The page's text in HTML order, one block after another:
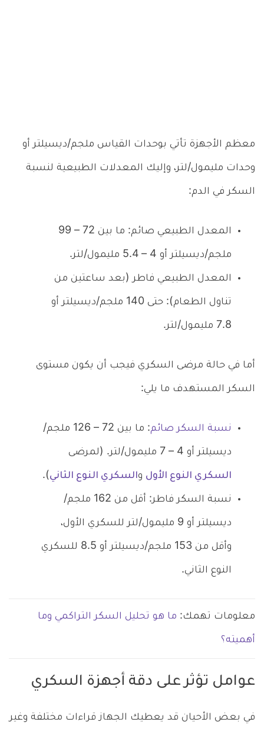
معظم الأجهزة تأتي بوحدات القياس ملجم/ديسيلتر أو
وحدات مليمول/لتر، وإليك المعدلات الطبيعية لنسبة
السكر في الدم:
المعدل الطبيعي صائم: ما بين 72 – 99
ملجم/ديسيلتر أو 4 – 5.4 مليمول/لتر.
المعدل الطبيعي فاطر (بعد ساعتين من
تناول الطعام): حتى 140 ملجم/ديسيلتر أو
7.8 مليمول/لتر.
أما في حالة مرضى السكري فيجب أن يكون مستوى
السكر المستهدف ما يلي:
نسبة السكر صائم : ما بين 72 – 126 ملجم/
ديسيلتر أو 4 – 7 مليمول/لتر. (لمرضى
السكري النوع الأول والسكري النوع الثاني).
نسبة السكر فاطر: أقل من 162 ملجم/
ديسيلتر أو 9 مليمول/لتر للسكري الأول،
وأقل من 153 ملجم/ديسيلتر أو 8.5 للسكري
النوع الثاني.
معلومات تهمك: ما هو تحليل السكر التراكمي وما
أهميته؟
عوامل تؤثر على دقة أجهزة السكري
في بعض الأحيان قد يعطيك الجهاز قراءات مختلفة وغير